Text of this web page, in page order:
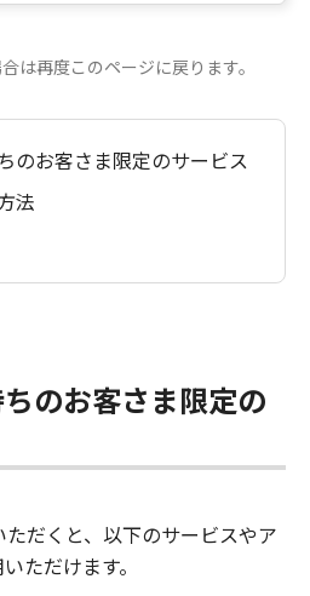
は再度このページに戻ります。
のお客さま限定のサービス
法
のお客さま限定の
ただくと、以下のサービスやア
ただけます。